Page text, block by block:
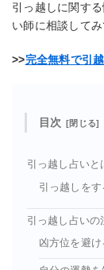
引っ越しに関す
い師に相談してみ
>>完全無料で引
目次
引っ越し占いと
引っ越しを
引っ越し占いの
凶方位を避け